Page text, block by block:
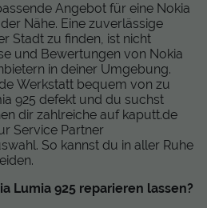
Angebot für eine Nokia
Nähe. Eine zuverlässige
Stadt zu finden, ist nicht
und Bewertungen von Nokia
in deiner Umgebung.
Werkstatt bequem von zu
925 defekt und du suchst
dir zahlreiche auf kaputt.de
Service Partner
So kannst du in aller Ruhe
Lumia 925 reparieren lassen?